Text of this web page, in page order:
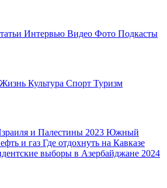
Интервью Видео Фото Подкасты
Жизнь Культура Спорт Туризм
и Палестины 2023 Южный
и газ Где отдохнуть на Кавказе
выборы в Азербайджане 2024